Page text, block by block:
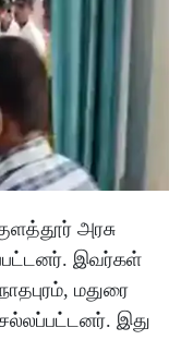
அரசு
இவர்கள்
மதுரை
இது